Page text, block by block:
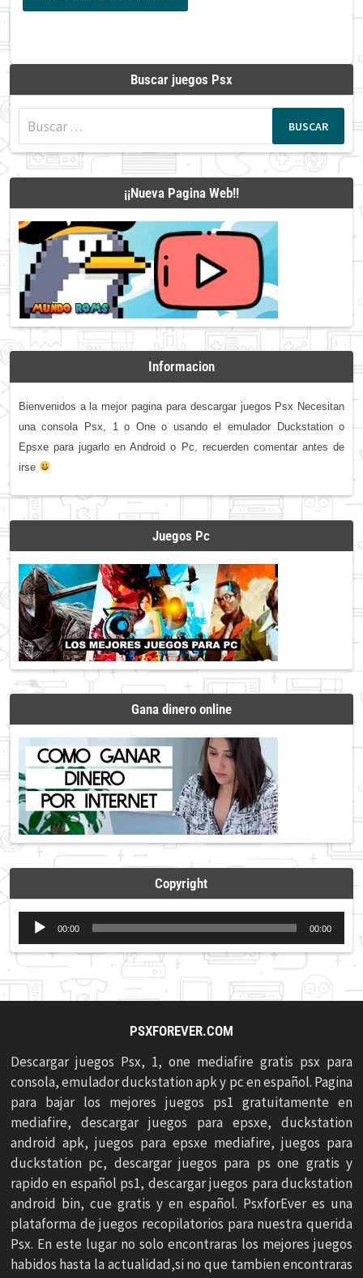
Buscar juegos Psx
¡¡Nueva Pagina Web!!
Informacion
Bienvenidos a la mejor pagina para descargar juegos Psx Necesitan
una consola Psx, 1 o One o usando el emulador Duckstation o
Epsxe para jugarlo en Android o Pc, recuerden comentar antes de
irse
Juegos Pc
Gana dinero online
Copyright
Reproductor
de
00:00 00:00
PSXFOREVER.COM
Descargar juegos Psx, 1, one mediafire gratis psx para
consola, emulador duckstation apk y pc en español. Pagina
para bajar los mejores juegos ps1 gratuitamente en
mediafire, descargar juegos para epsxe, duckstation
android apk, juegos para epsxe mediafire, juegos para
duckstation pc, descargar juegos para ps one gratis y
rapido en español ps1, descargar juegos para duckstation
android bin, cue gratis y en español. PsxforEver es una
plataforma de juegos recopilatorios para nuestra querida
Psx. En este lugar no solo encontraras los mejores juegos
habidos hasta la actualidad,si no que tambien encontraras